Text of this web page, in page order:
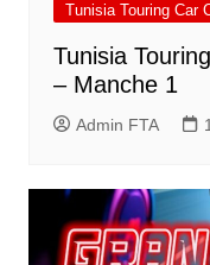
Tunisia Touring Car
Tunisia
– Manche 1
Admin FTA